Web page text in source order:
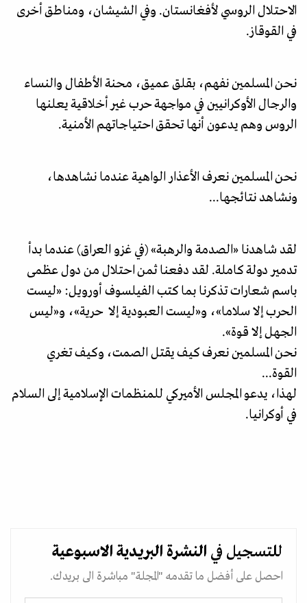
الاحتلال الروسي لأفغانستان. وفي الشيشان، ومناطق أخرى
في القوقاز.
نحن المسلمين نفهم، بقلق عميق، محنة الأطفال والنساء
والرجال الأوكرانيين في مواجهة حرب غير أخلاقية يعلنها
الروس وهم يدعون أنها تحقق احتياجاتهم الأمنية.
نحن المسلمين نعرف الأعذار الواهية عندما نشاهدها،
ونشاهد نتائجها...
لقد شاهدنا «الصدمة والرهبة» (في غزو العراق) عندما بدأ
تدمير دولة كاملة. لقد دفعنا ثمن احتلال من دول عظمى
باسم شعارات تذكرنا بما كتب الفيلسوف أورويل: «ليست
الحرب إلا سلاما»، و«ليست العبودية إلا حرية»، و«ليس
الجهل إلا قوة».
نحن المسلمين نعرف كيف يقتل الصمت، وكيف تغري
القوة...
لهذا، يدعو المجلس الأميركي للمنظمات الإسلامية إلى السلام
في أوكرانيا.
للتسجيل في النشرة البريدية الاسبوعية
احصل على أفضل ما تقدمه "المجلة" مباشرة الى بريدك.